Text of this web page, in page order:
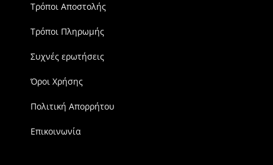
Τρόποι Αποστολής
Τρόποι Πληρωμής
Συχνές ερωτήσεις
Όροι Χρήσης
Πολιτική Απορρήτου
Επικοινωνία